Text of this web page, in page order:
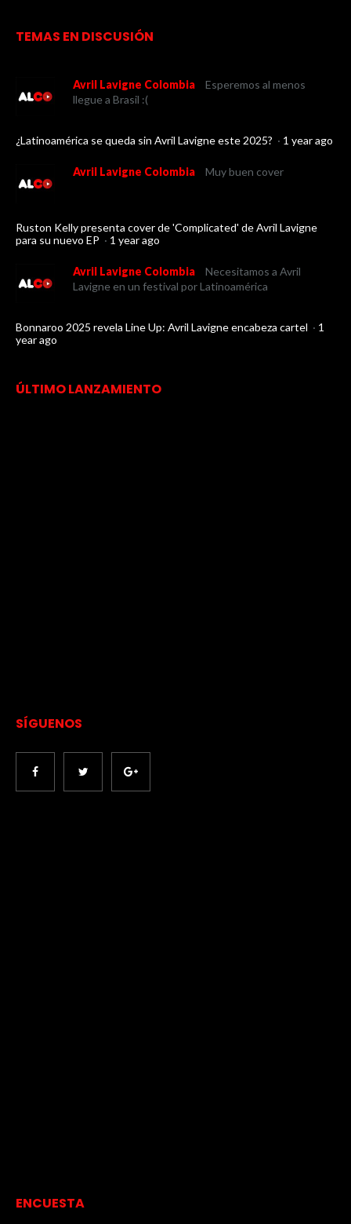
TEMAS EN DISCUSIÓN
Avril Lavigne Colombia
Esperemos al menos
llegue a Brasil :(
¿Latinoamérica se queda sin Avril Lavigne este 2025? · 1 year ago
Avril Lavigne Colombia Muy buen cover
Ruston Kelly presenta cover de 'Complicated' de Avril Lavigne
para su nuevo EP · 1 year ago
Avril Lavigne Colombia
Necesitamos a Avril
Lavigne en un festival por Latinoamérica
Bonnaroo 2025 revela Line Up: Avril Lavigne encabeza cartel · 1
year ago
ÚLTIMO LANZAMIENTO
SÍGUENOS
ENCUESTA